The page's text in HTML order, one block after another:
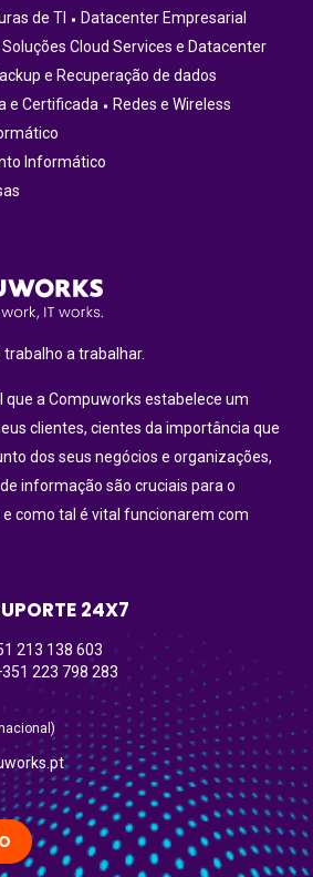
de TI
Datacenter Empresarial
Soluções Cloud Services e Datacenter
e Recuperação de dados
e Certificada
Redes e Wireless
Informático
a trabalhar.
que a Compuworks estabelece um
clientes, cientes da importância que
dos seus negócios e organizações,
informação são cruciais para o
como tal é vital funcionarem com
24X7
213 138 603
223 798 283